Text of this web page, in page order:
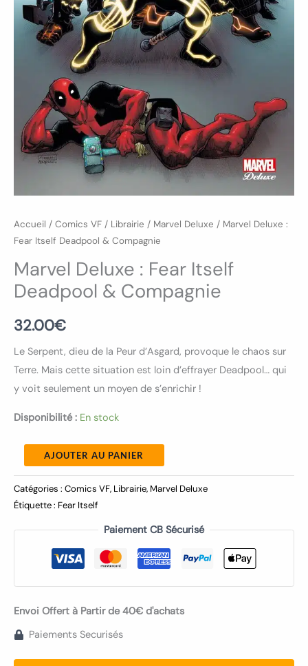
Accueil / Comics VF / Librairie / Marvel Deluxe / Marvel Deluxe :
Fear Itself Deadpool & Compagnie
Marvel Deluxe : Fear Itself
Deadpool & Compagnie
32.00€
Le Serpent, dieu de la Peur d’Asgard, provoque le chaos sur
Terre. Mais cette situation est loin d’effrayer Deadpool… qui
y voit seulement un moyen de s’enrichir !
Disponibilité : En stock
AJOUTER AU PANIER
Catégories : Comics VF, Librairie, Marvel Deluxe
Étiquette : Fear Itself
Paiement CB Sécurisé
Envoi Offert à Partir de 40€ d'achats
Paiements Securisés